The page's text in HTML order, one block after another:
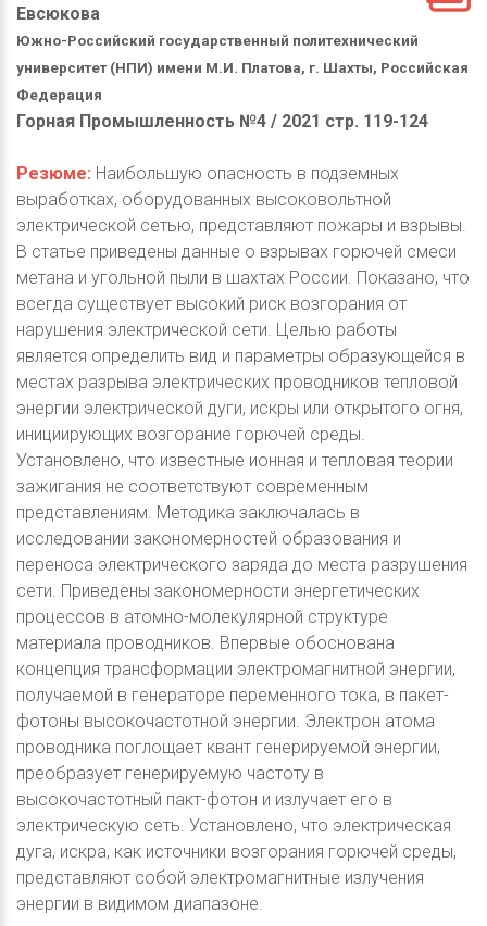
Евсюкова
Южно-Российский государственный политехнический
университет (НПИ) имени М.И. Платова, г. Шахты, Российская
Федерация
Горная Промышленность №4 / 2021 стр. 119-124
Резюме: Наибольшую опасность в подземных
выработках, оборудованных высоковольтной
электрической сетью, представляют пожары и взрывы.
В статье приведены данные о взрывах горючей смеси
метана и угольной пыли в шахтах России. Показано, что
всегда существует высокий риск возгорания от
нарушения электрической сети. Целью работы
является определить вид и параметры образующейся в
местах разрыва электрических проводников тепловой
энергии электрической дуги, искры или открытого огня,
инициирующих возгорание горючей среды.
Установлено, что известные ионная и тепловая теории
зажигания не соответствуют современным
представлениям. Методика заключалась в
исследовании закономерностей образования и
переноса электрического заряда до места разрушения
сети. Приведены закономерности энергетических
процессов в атомно-молекулярной структуре
материала проводников. Впервые обоснована
концепция трансформации электромагнитной энергии,
получаемой в генераторе переменного тока, в пакет-
фотоны высокочастотной энергии. Электрон атома
проводника поглощает квант генерируемой энергии,
преобразует генерируемую частоту в
высокочастотный пакт-фотон и излучает его в
электрическую сеть. Установлено, что электрическая
дуга, искра, как источники возгорания горючей среды,
представляют собой электромагнитные излучения
энергии в видимом диапазоне.